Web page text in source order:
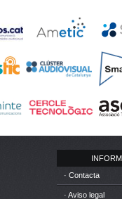
· Contacta
· Aviso legal